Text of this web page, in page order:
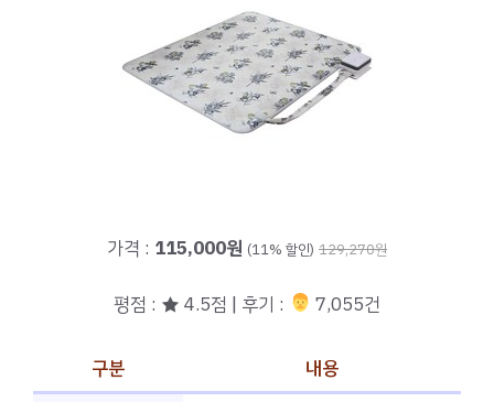
가격 : 115,000원 (11% 할인) 129,270원
평점 : ★ 4.5점 | 후기 : ‍‍ 7,055건
구분
내용